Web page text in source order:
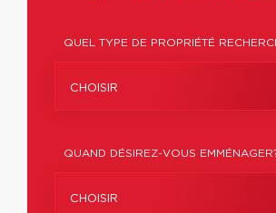
QUEL TYPE DE PROPRIÉTÉ
CHOISIR
QUAND DÉSIREZ-VOUS
CHOISIR